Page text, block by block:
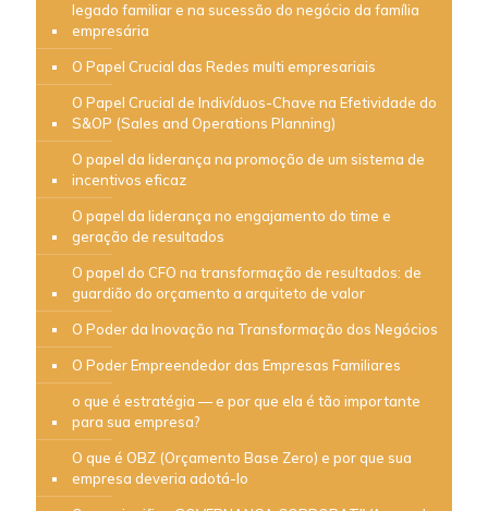
legado familiar e na sucessão do negócio da família
empresária
O Papel Crucial das Redes multi empresariais
O Papel Crucial de Indivíduos-Chave na Efetividade do
S&OP (Sales and Operations Planning)
O papel da liderança na promoção de um sistema de
incentivos eficaz
O papel da liderança no engajamento do time e
geração de resultados
O papel do CFO na transformação de resultados: de
guardião do orçamento a arquiteto de valor
O Poder da Inovação na Transformação dos Negócios
O Poder Empreendedor das Empresas Familiares
o que é estratégia — e por que ela é tão importante
para sua empresa?
O que é OBZ (Orçamento Base Zero) e por que sua
empresa deveria adotá-lo